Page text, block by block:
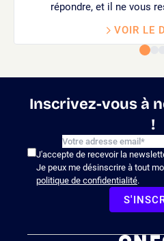
répondre, et il ne vous
VOIR LE
Inscrivez-vous à
!
J'accepte de recevoir la
Je peux me désinscrire à tout
politique de confidentialité.